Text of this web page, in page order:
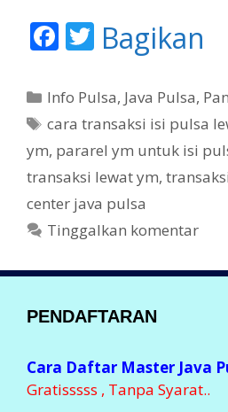
F
e
b
o
o
k
T
itt
er
Bagikan
K
a
e
g
o
r
Info Pulsa, Java Pulsa,
T
a
cara transaksi isi pulsa
ym, pararel ym untuk isi
transaksi lewat ym,
center java pulsa
Tinggalkan komentar
PENDAFTARAN
Cara Daftar Master Java
Gratisssss , Tanpa Syarat..